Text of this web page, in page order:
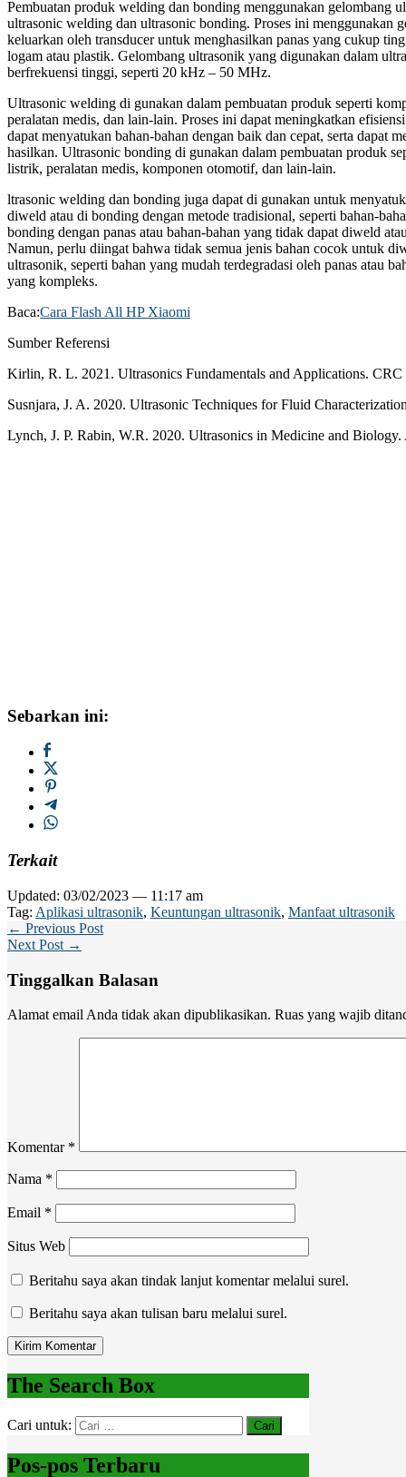
Pembuatan produk welding dan bonding menggunakan gelombang
ultrasonic welding dan ultrasonic bonding. Proses ini menggunakan
keluarkan oleh transducer untuk menghasilkan panas yang cukup
logam atau plastik. Gelombang ultrasonik yang digunakan dalam
berfrekuensi tinggi, seperti 20 kHz – 50 MHz.
Ultrasonic welding di gunakan dalam pembuatan produk seperti
peralatan medis, dan lain-lain. Proses ini dapat meningkatkan
dapat menyatukan bahan-bahan dengan baik dan cepat, serta dapat
hasilkan. Ultrasonic bonding di gunakan dalam pembuatan produk
listrik, peralatan medis, komponen otomotif, dan lain-lain.
ltrasonic welding dan bonding juga dapat di gunakan untuk
diweld atau di bonding dengan metode tradisional, seperti bahan-
bonding dengan panas atau bahan-bahan yang tidak dapat diweld
Namun, perlu diingat bahwa tidak semua jenis bahan cocok untuk
ultrasonik, seperti bahan yang mudah terdegradasi oleh panas atau
yang kompleks.
Baca:Cara Flash All HP Xiaomi
Sumber Referensi
Kirlin, R. L. 2021. Ultrasonics Fundamentals and Applications. CRC
Susnjara, J. A. 2020. Ultrasonic Techniques for Fluid
Lynch, J. P. Rabin, W.R. 2020. Ultrasonics in Medicine and Biology.
Sebarkan ini:
Terkait
Updated: 03/02/2023 — 11:17 am
Tag: Aplikasi ultrasonik, Keuntungan ultrasonik, Manfaat ultrasonik
← Previous Post
Next Post →
Tinggalkan Balasan
Alamat email Anda tidak akan dipublikasikan. Ruas yang wajib
Komentar *
Nama *
Email *
Situs Web
Beritahu saya akan tindak lanjut komentar melalui surel.
Beritahu saya akan tulisan baru melalui surel.
The Search Box
Cari untuk:
Pos-pos Terbaru